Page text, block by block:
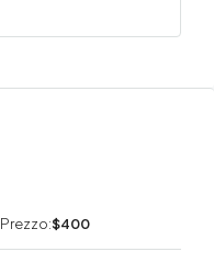
Prezzo:$400